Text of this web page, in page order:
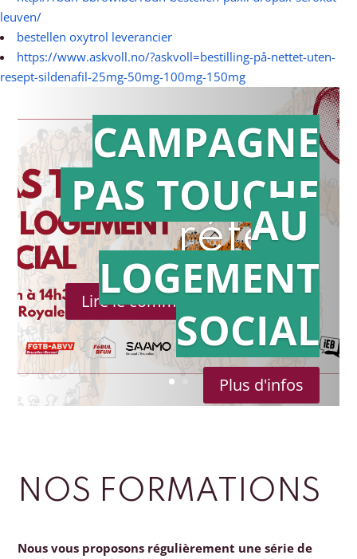
leuven/
bestellen oxytrol leverancier
https://www.askvoll.no/?askvoll=bestilling-på-nettet-uten-
resept-sildenafil-25mg-50mg-100mg-150mg
Action en
référé
Lire le communiqué de presse
CAMPAGNE
PAS TOUCHE
AU
LOGEMENT
SOCIAL
Plus d'infos
NOS FORMATIONS
Nous vous proposons régulièrement une série de